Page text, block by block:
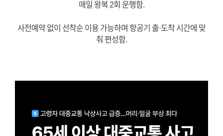
매일 왕복 2회 운행함.
사전예약 없이 선착순 이용 가능하며 항공기 출·도착 시간에 맞
춰 편성함.